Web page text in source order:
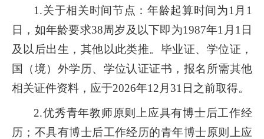
1.关于相关时间节点：年龄起算时间为1月1
日，如年龄要求38周岁及以下即为1987年1月1日
及以后出生，其他以此类推。毕业证、学位证，
国（境）外学历、学位认证证书，报名所需其他
相关证件资料，应于2026年12月31日之前取得。
2.优秀青年教师原则上应具有博士后工作经
历；不具有博士后工作经历的青年博士原则上应